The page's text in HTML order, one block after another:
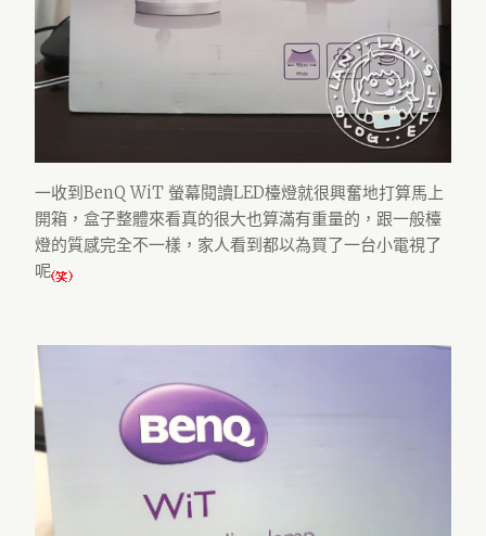
一收到BenQ WiT 螢幕閱讀LED檯燈就很興奮地打算馬上
開箱，盒子整體來看真的很大也算滿有重量的，跟一般檯
燈的質感完全不一樣，家人看到都以為買了一台小電視了
呢